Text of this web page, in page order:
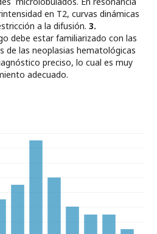
en T2, curvas dinámicas
a la difusión. 3.
debe estar familiarizado con las
de las neoplasias hematológicas
preciso, lo cual es muy
adecuado.